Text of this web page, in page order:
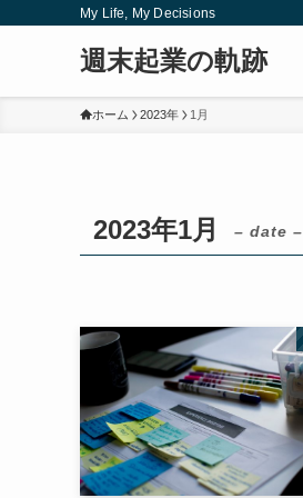
My Life, My Decisions
週末起業の軌跡
ホーム 2023年 1月
2023年1月 – date –